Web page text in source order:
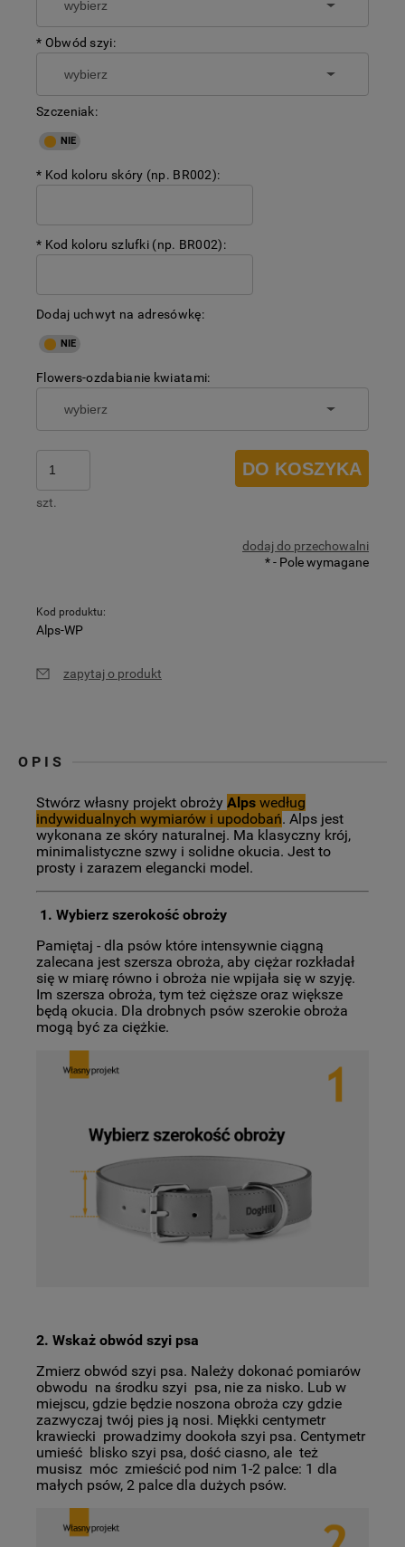
* Obwód szyi:
Szczeniak:
* Kod koloru skóry (np. BR002):
* Kod koloru szlufki (np. BR002):
Dodaj uchwyt na adresówkę:
Flowers-ozdabianie kwiatami:
szt.
DO KOSZYKA
dodaj do przechowalni
*- Pole wymagane
Kod produktu:
Alps-WP
zapytaj o produkt
OPIS
Stwórz własny projekt obroży Alps według
indywidualnych wymiarów i upodobań. Alps jest
wykonana ze skóry naturalnej. Ma klasyczny krój,
minimalistyczne szwy i solidne okucia. Jest to
prosty i zarazem elegancki model.
1. Wybierz szerokość obroży
Pamiętaj - dla psów które intensywnie ciągną
zalecana jest szersza obroża, aby ciężar rozkładał
się w miarę równo i obroża nie wpijała się w szyję.
Im szersza obroża, tym też cięższe oraz większe
będą okucia. Dla drobnych psów szerokie obroża
mogą być za ciężkie.
2. Wskaż obwód szyi psa
Zmierz obwód szyi psa. Należy dokonać pomiarów
obwodu na środku szyi psa, nie za nisko. Lub w
miejscu, gdzie będzie noszona obroża czy gdzie
zazwyczaj twój pies ją nosi. Miękki centymetr
krawiecki prowadzimy dookoła szyi psa. Centymetr
umieść blisko szyi psa, dość ciasno, ale też
musisz móc zmieścić pod nim 1-2 palce: 1 dla
małych psów, 2 palce dla dużych psów.